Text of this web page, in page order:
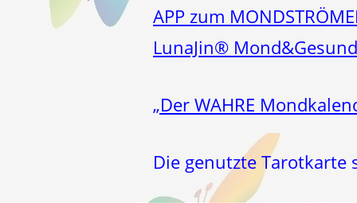
APP zum
LunaJin®
„Der WAHRE
Die genutzte Tarotkarte